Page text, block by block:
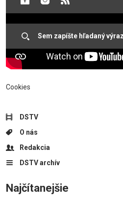
Cookies
DSTV
O nás
Redakcia
DSTV archív
Najčítanejšie